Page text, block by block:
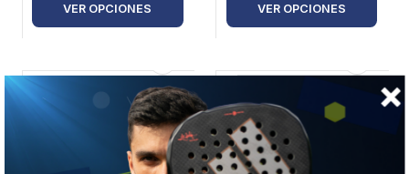
VER OPCIONES VER OPCIONES
Raqueta de tenis
Wilson Pro Staff X
Classic 97L
-7%
Bolso paletero de
pádel Wilson Tour Bag
Rojo